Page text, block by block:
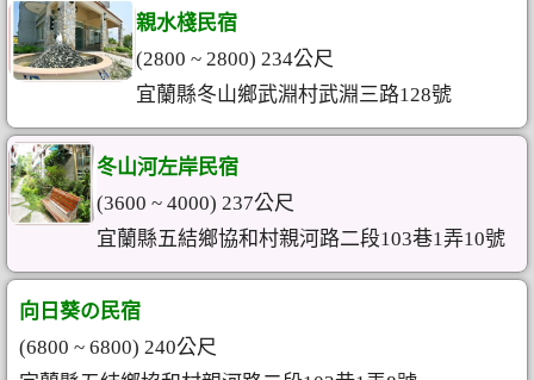
親水棧民宿
(2800 ~ 2800) 234公尺
宜蘭縣冬山鄉武淵村武淵三路128號
冬山河左岸民宿
(3600 ~ 4000) 237公尺
宜蘭縣五結鄉協和村親河路二段103巷1弄10號
向日葵の民宿
(6800 ~ 6800) 240公尺